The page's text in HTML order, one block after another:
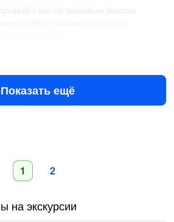
вас по знаковым местам
Показать ещё
1 2
на экскурсии